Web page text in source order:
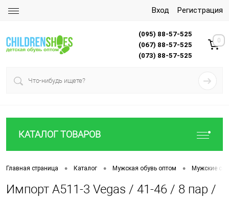
Вход Регистрация
(095) 88-57-525
(067) 88-57-525
(073) 88-57-525
0
КАТАЛОГ ТОВАРОВ
Главная страница • Каталог • Мужская обувь оптом • Мужские
Импорт A511-3 Vegas / 41-46 / 8 пар /